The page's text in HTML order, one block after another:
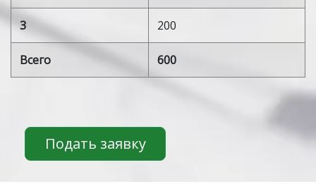
3 200
Всего 600
Подать заявку